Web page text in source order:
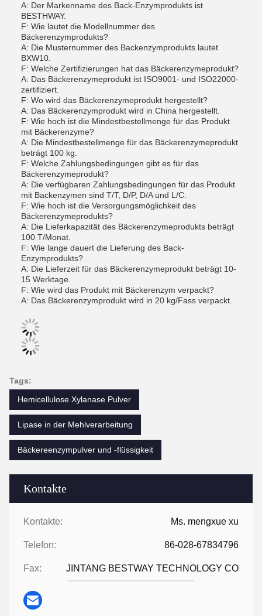
Kontakte
Kontakte: Ms. mengxue xu
Telefon: 86-028-67834796
Fax: JINTANG BESTWAY TECHNOLOGY CO
A: Der Markenname des Back-Enzymprodukts ist
BESTHWAY.
F: Wie lautet die Modellnummer des
Bäckerenzymprodukts?
A: Die Musternummer des Backenzymprodukts lautet
BXW10.
F: Welche Zertifizierungen hat das Bäckerenzymeprodukt?
A: Das Bäckerenzymeprodukt ist ISO9001- und ISO22000-
zertifiziert.
F: Wo wird das Bäckerenzymeprodukt hergestellt?
A: Das Bäckerenzymprodukt wird in China hergestellt.
F: Wie hoch ist die Mindestbestellmenge für das Produkt
mit Bäckerenzyme?
A: Die Mindestbestellmenge für das Bäckerenzymeprodukt
beträgt 100 kg.
F: Welche Zahlungsbedingungen gibt es für das
Bäckerenzymeprodukt?
A: Die verfügbaren Zahlungsbedingungen für das Produkt
mit Backenzymen sind T/T, D/P, D/A und L/C.
F: Wie hoch ist die Versorgungsmöglichkeit des
Bäckerenzymeprodukts?
A: Die Lieferkapazität des Bäckerenzymeprodukts beträgt
100 T/Monat.
F: Wie lange dauert die Lieferung des Back-
Enzymprodukts?
A: Die Lieferzeit für das Bäckerenzymeprodukt beträgt 10-
15 Werktage.
F: Wie wird das Produkt mit Bäckerenzym verpackt?
A: Das Bäckerenzymprodukt wird in 20 kg/Fass verpackt.
Tags:
Hemicellulose Xylanase Pulver
Lipase in der Mehlverarbeitung
Bäckereenzympulver und -flüssigkeit